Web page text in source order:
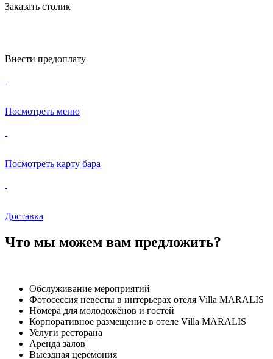
Заказать столик
Внести предоплату
Посмотреть меню
Посмотреть карту бара
Доставка
Что мы можем вам предложить?
Обслуживание мероприятий
Фотосессия невесты в интерьерах отеля Villa MARALIS
Номера для молодожёнов и гостей
Корпоративное размещение в отеле Villa MARALIS
Услуги ресторана
Аренда залов
Выездная церемония